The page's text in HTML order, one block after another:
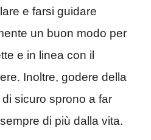
e farsi guidare
un buon modo per
e in linea con il
Inoltre, godere della
di sicuro sprono a far
di più dalla vita.